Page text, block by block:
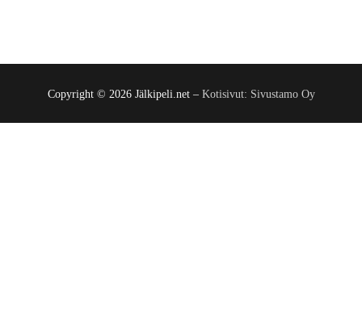
Copyright © 2026 Jälkipeli.net – Kotisivut: Sivustamo Oy